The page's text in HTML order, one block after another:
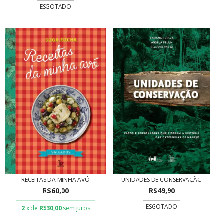
ESGOTADO
RECEITAS DA MINHA AVÓ
R$60,00
2 x de R$30,00 sem juros
UNIDADES DE CONSERVAÇÃO
R$49,90
ESGOTADO